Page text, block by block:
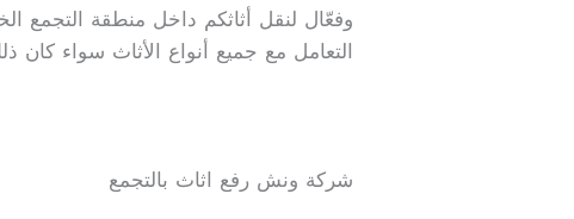
وفعّال لنقل أثاثكم داخل منطقة التجمع
التعامل مع جميع أنواع الأثاث سواء كان
شركة ونش رفع اثاث بالتجمع